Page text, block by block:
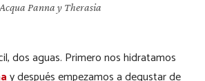
Acqua Panna y Therasia
dos aguas. Primero nos hidratamos
y después empezamos a degustar de